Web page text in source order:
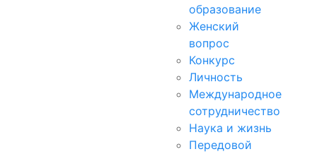
образование
Женский
вопрос
Конкурс
Личность
Международное
сотрудничество
Наука и жизнь
Передовой